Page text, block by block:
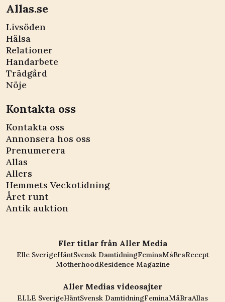
Allas.se
Livsöden
Hälsa
Relationer
Handarbete
Trädgård
Nöje
Kontakta oss
Kontakta oss
Annonsera hos oss
Prenumerera
Allas
Allers
Hemmets Veckotidning
Året runt
Antik auktion
Fler titlar från Aller Media
Elle SverigeHäntSvensk DamtidningFeminaMåBraRecept
MotherhoodResidence Magazine
Aller Medias videosajter
ELLE SverigeHäntSvensk DamtidningFeminaMåBraAllas